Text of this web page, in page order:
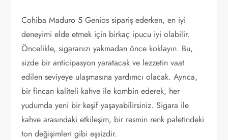
Cohiba Maduro 5 Genios sipariş ederken, en iyi
deneyimi elde etmek için birkaç ipucu iyi olabilir.
Öncelikle, sigaranızı yakmadan önce koklayın. Bu,
sizde bir anticipasyon yaratacak ve lezzetin vaat
edilen seviyeye ulaşmasına yardımcı olacak. Ayrıca,
bir fincan kaliteli kahve ile kombin ederek, her
yudumda yeni bir keşif yaşayabilirsiniz. Sigara ile
kahve arasındaki etkileşim, bir resmin renk paletindeki
ton değişimleri gibi eşsizdir.